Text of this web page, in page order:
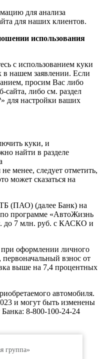
группа»
для анализа
для наших клиентов.
использования
с использованием куки
нашем заявлении. Если
просим Вас либо
сайта, либо см. раздел
для настройки ваших
куки, и
найти в разделе
менее, следует отметить,
может сказаться на
(ПАО) (далее Банк) на
программе «АвтоЖизнь
до 7 млн. руб. с КАСКО и
при оформлении личного
первоначальный взнос от
выше на 7,4 процентных
автомобиля.
и могут быть изменены
8-800-100-24-24
Санкт-Петербург,
Реклама 0+. Не